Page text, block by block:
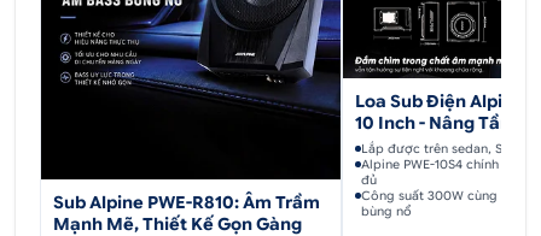
HÀNG
Đến Ô tô Hoàng Kim để được tư vấn dịch vụ và phụ
Sub Alpine PWE-R810: Âm Trầm
Mạnh Mẽ, Thiết Kế Gọn Gàng
Loa Sub Điện Alpine
10 Inch - Nâng Tầm
Xe
Lắp được trên sedan, SUV,
Alpine PWE-10S4 chính
đủ
Công suất 300W cùng RMS
bùng nổ